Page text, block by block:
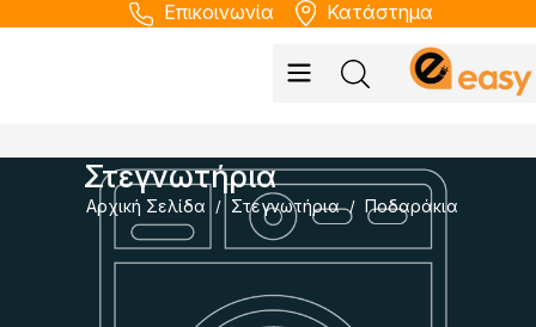
Επικοινωνία Κατάστημα
Αρχική Σελίδα / Στεγνωτήρια / Ποδαράκια
Στεγνωτήρια